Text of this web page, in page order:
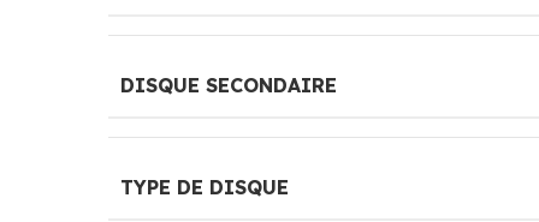
DISQUE SECONDAIRE
TYPE DE DISQUE